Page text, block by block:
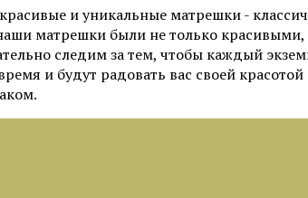
и уникальные матрешки -
матрешки были не только
следим за тем, чтобы каждый
и будут радовать вас своей